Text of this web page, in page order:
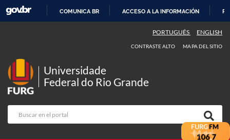
CONTENIDO
COMUNICA BR ACCESO A LA INFORMACIÓN
PORTUGUÊS ENGLISH
CONTRASTE ALTO MAPA DEL SITIO
Universidade
Federal do Rio Grande